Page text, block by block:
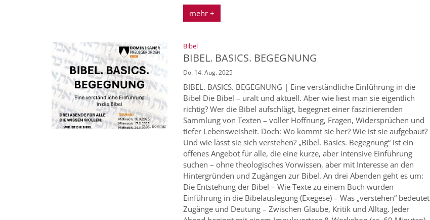
mehr +
© St. Bonifaz
Bibel:
BIBEL. BASICS. BEGEGNUNG
Do. 14. Aug. 2025
BIBEL. BASICS. BEGEGNUNG | Eine verständliche Einführung in die
Bibel Die Bibel – uralt und aktuell. Aber wie liest man sie eigentlich
richtig? Wer die Bibel aufschlägt, begegnet einer faszinierenden
Sammlung von Texten – voller Hoffnung, Fragen, Widersprüchen und
tiefer Lebensweisheit. Doch: Wo kommt sie her? Wie ist sie aufgebaut?
Und wie lässt sie sich verstehen? „Bibel. Basics. Begegnung“ ist ein
offenes Angebot für alle, die eine kurze, aber intensive Einführung
suchen – ohne theologisches Vorwissen, aber mit Interesse an den
Hintergründen und Zugängen zur Bibel. An drei Abenden geht es um:
Die Entstehung der Bibel – Wie Texte zu einem Buch wurden
Einführung in die Bibelauslegung (Exegese) – Was „verstehen“ bedeutet
Zugänge und Deutung – Zwischen Glaube, Kritik und Alltag. Jeder